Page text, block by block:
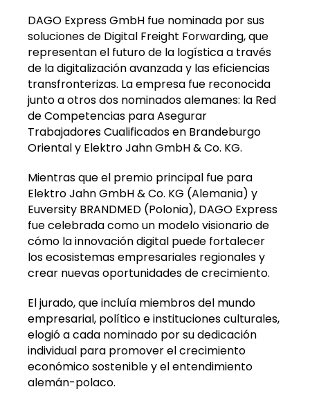
DAGO Express GmbH fue nominada por sus
soluciones de Digital Freight Forwarding, que
representan el futuro de la logística a través
de la digitalización avanzada y las eficiencias
transfronterizas. La empresa fue reconocida
junto a otros dos nominados alemanes: la Red
de Competencias para Asegurar
Trabajadores Cualificados en Brandeburgo
Oriental y Elektro Jahn GmbH & Co. KG.
Mientras que el premio principal fue para
Elektro Jahn GmbH & Co. KG (Alemania) y
Euversity BRANDMED (Polonia), DAGO Express
fue celebrada como un modelo visionario de
cómo la innovación digital puede fortalecer
los ecosistemas empresariales regionales y
crear nuevas oportunidades de crecimiento.
El jurado, que incluía miembros del mundo
empresarial, político e instituciones culturales,
elogió a cada nominado por su dedicación
individual para promover el crecimiento
económico sostenible y el entendimiento
alemán-polaco.